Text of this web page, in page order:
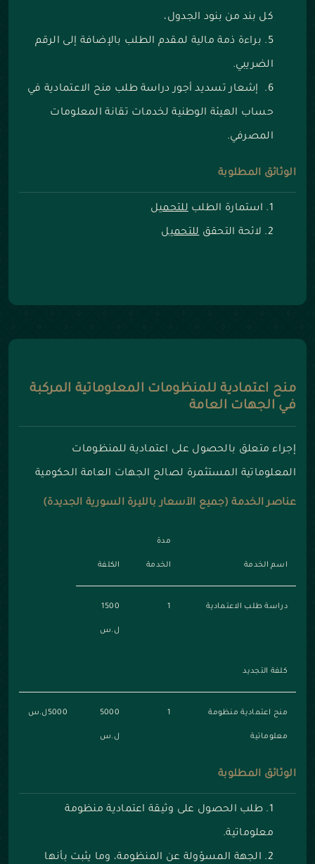
كل بند من بنود الجدول،
براءة ذمة مالية لمقدم الطلب بالإضافة إلى الرقم
الضريبي.
إشعار تسديد أجور دراسة طلب منح الاعتمادية في
حساب الهيئة الوطنية لخدمات تقانة المعلومات
المصرفي.
الوثائق المطلوبة
استمارة الطلبللتحميل
لائحة التحققللتحميل
منح اعتمادية للمنظومات المعلوماتية المركبة
في الجهات العامة
إجراء متعلق بالحصول على اعتمادية للمنظومات
المعلوماتية المستثمرة لصالح الجهات العامة الحكومية
عناصر الخدمة (جميع الأسعار بالليرة السورية الجديدة)
اسم الخدمة
مدة
الخدمة الكلفة
دراسة طلب الاعتمادية 1
1500
ل.س
كلفة التجديد
منح اعتمادية منظومة
معلوماتية
1
5000
ل.س
5000ل.س
الوثائق المطلوبة
طلب الحصول على وثيقة اعتمادية منظومة
معلوماتية.
الجهة المسؤولة عن المنظومة، وما يثبت بأنها